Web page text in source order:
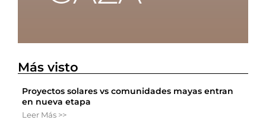
Más visto
Proyectos solares vs comunidades mayas entran
en nueva etapa
Leer Más >>